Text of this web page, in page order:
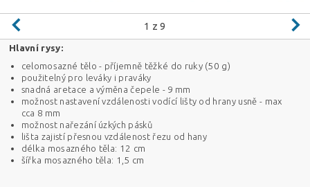
1 z 9
Hlavní rysy:
celomosazné tělo - příjemně těžké do ruky (50 g)
použitelný pro leváky i praváky
snadná aretace a výměna čepele - 9 mm
možnost nastavení vzdálenosti vodící lišty od hrany usně - max
cca 8 mm
možnost nařezání úzkých pásků
lišta zajistí přesnou vzdálenost řezu od hany
délka mosazného těla: 12 cm
šířka mosazného těla: 1,5 cm